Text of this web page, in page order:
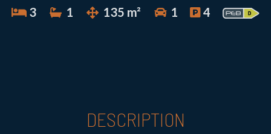
3 1 135 m² 1 4
DESCRIPTION